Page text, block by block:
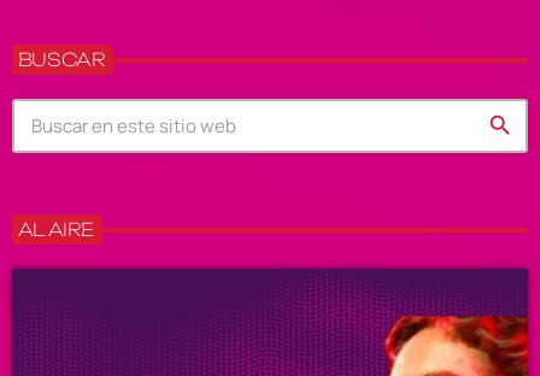
BUSCAR
search
AL AIRE